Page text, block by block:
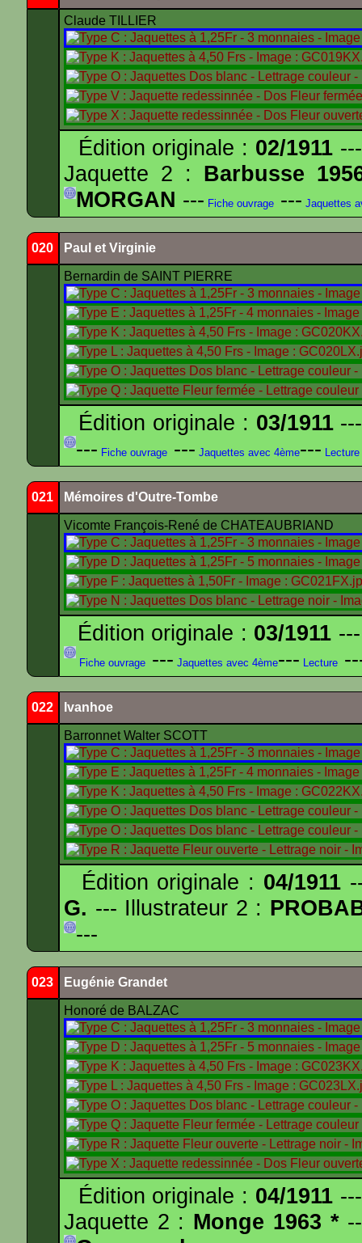
Claude TILLIER
Édition originale : 02/1911
Jaquette 2 : Barbusse
MORGAN --- Fiche ouvrage --- Jaquettes
020 Paul et Virginie
Bernardin de SAINT PIERRE
Édition originale : 03/1911
--- Fiche ouvrage --- Jaquettes avec 4ème--- Lecture
021 Mémoires d'Outre-Tombe
Vicomte François-René de CHATEAUBRIAND
Édition originale : 03/1911
Fiche ouvrage --- Jaquettes avec 4ème--- Lecture
022 Ivanhoe
Barronnet Walter SCOTT
Édition originale : 04/1911
G. --- Illustrateur 2 :
---
023 Eugénie Grandet
Honoré de BALZAC
Édition originale : 04/1911
Jaquette 2 : Monge 1963 *